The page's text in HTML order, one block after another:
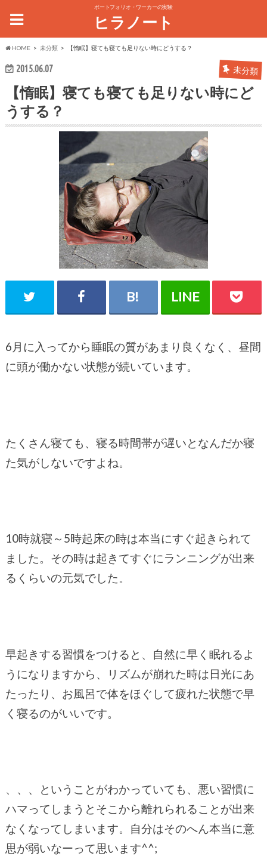
ポートフォリオ・ワーカーの実験
ヒラノート
HOME 未分類 【惰眠】寝ても寝ても足りない時にどうする？
2015.06.07 未分類
【惰眠】寝ても寝ても足りない時にど
うする？
6月に入ってから睡眠の質があまり良くなく、昼間
に頭が働かない状態が続いています。
たくさん寝ても、寝る時間帯が遅いとなんだか寝
た気がしないですよね。
10時就寝～5時起床の時は本当にすぐ起きられて
ました。その時は起きてすぐにランニングが出来
るくらいの元気でした。
早起きする習慣をつけると、自然に早く眠れるよ
うになりますから、リズムが崩れた時は日光にあ
たったり、お風呂で体をほぐして疲れた状態で早
く寝るのがいいです。
、、、ということがわかっていても、悪い習慣に
ハマってしまうとそこから離れられることが出来
なくなってしまいます。自分はそのへん本当に意
思が弱いなーって思います^^;